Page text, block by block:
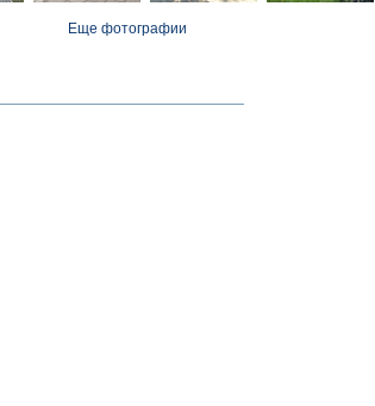
Еще фотографии